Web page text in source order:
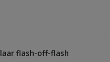
flash-off-flash